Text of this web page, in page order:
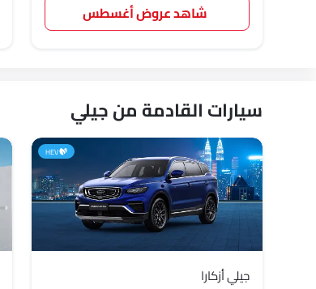
شاهد عروض أغسطس
سيارات القادمة من جيلي
HEV
جيلي أزكارا